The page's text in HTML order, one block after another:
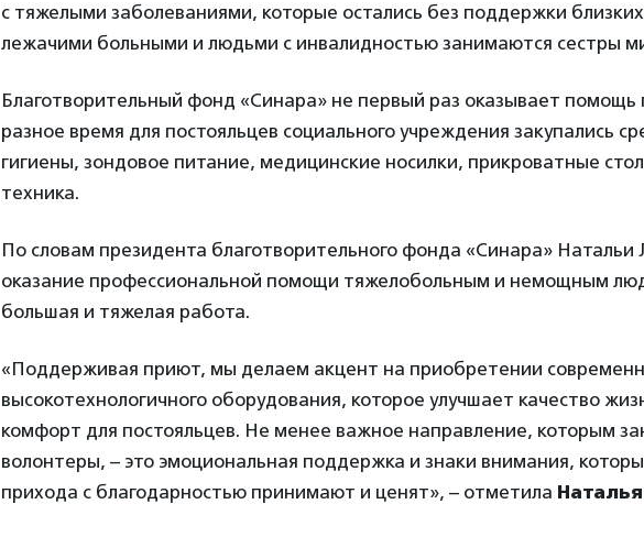
с тяжелыми заболеваниями, которые остались без поддержки
лежачими больными и людьми с инвалидностью занимаются сестры
Благотворительный фонд «Синара» не первый раз оказывает помощь
разное время для постояльцев социального учреждения закупались
гигиены, зондовое питание, медицинские носилки, прикроватные
техника.
По словам президента благотворительного фонда «Синара» Натальи
оказание профессиональной помощи тяжелобольным и немощным
большая и тяжелая работа.
«Поддерживая приют, мы делаем акцент на приобретении
высокотехнологичного оборудования, которое улучшает качество
комфорт для постояльцев. Не менее важное направление, которым
волонтеры, – это эмоциональная поддержка и знаки внимания,
прихода с благодарностью принимают и ценят», – отметила